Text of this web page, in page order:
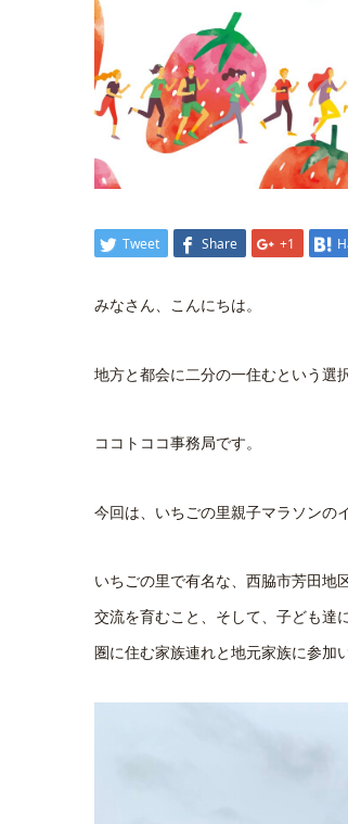
Tweet Share +1
みなさん、こんにちは。
地方と都会に二分の一住むという選
ココトココ事務局です。
今回は、いちごの里親子マラソンの
いちごの里で有名な、西脇市芳田地
交流を育むこと、そして、子ども達
圏に住む家族連れと地元家族に参加